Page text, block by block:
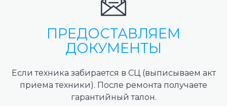
ПРЕДОСТАВЛЯЕМ
ДОКУМЕНТЫ
Если техника забирается в СЦ (выписываем акт
приема техники). После ремонта получаете
гарантийный талон.